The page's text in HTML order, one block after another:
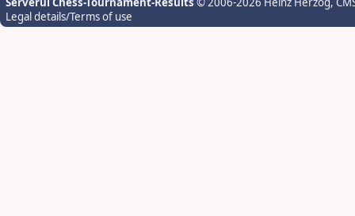
Legal details/Terms of use